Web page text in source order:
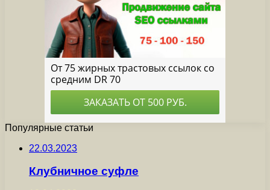
Популярные статьи
22.03.2023
Клубничное суфле